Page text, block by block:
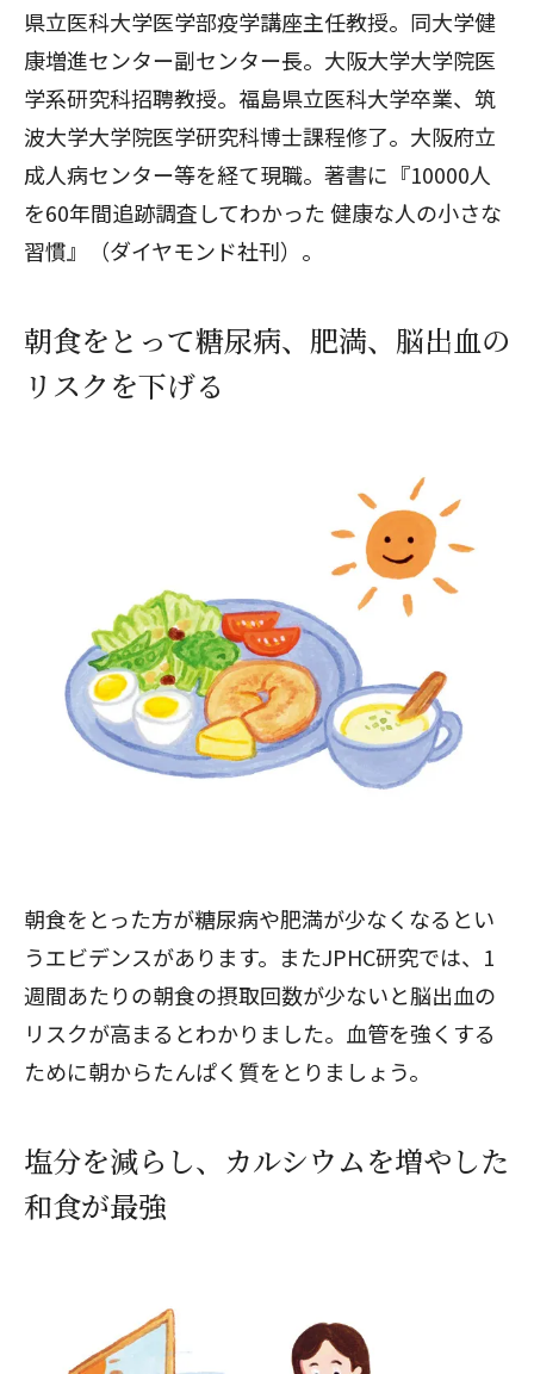
県立医科大学医学部疫学講座主任教授。同大学健
康増進センター副センター長。大阪大学大学院医
学系研究科招聘教授。福島県立医科大学卒業、筑
波大学大学院医学研究科博士課程修了。大阪府立
成人病センター等を経て現職。著書に『10000人
を60年間追跡調査してわかった 健康な人の小さな
習慣』（ダイヤモンド社刊）。
朝食をとって糖尿病、肥満、脳出血の
リスクを下げる
朝食をとった方が糖尿病や肥満が少なくなるとい
うエビデンスがあります。またJPHC研究では、1
週間あたりの朝食の摂取回数が少ないと脳出血の
リスクが高まるとわかりました。血管を強くする
ために朝からたんぱく質をとりましょう。
塩分を減らし、カルシウムを増やした
和食が最強